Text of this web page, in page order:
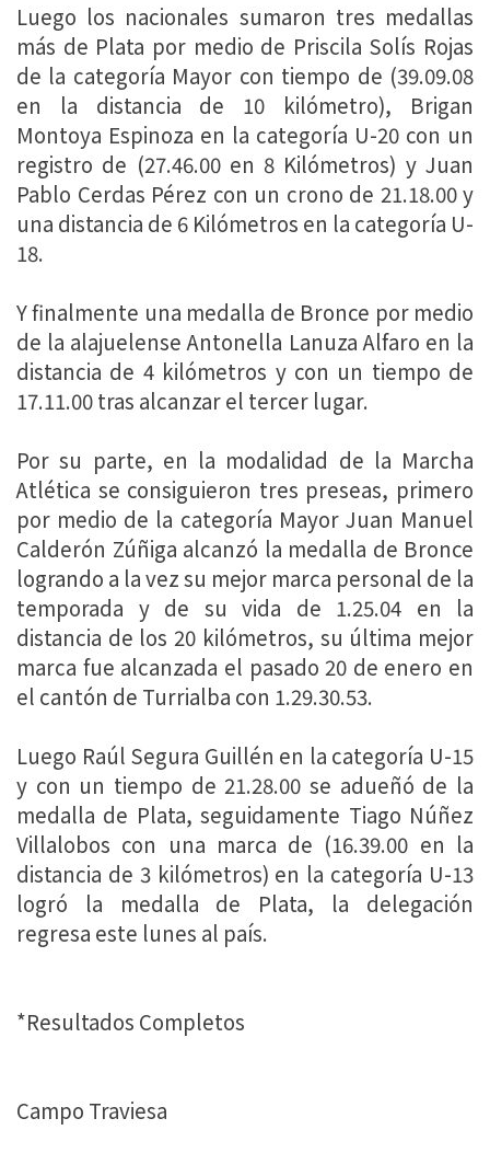
Luego los nacionales sumaron tres medallas
más de Plata por medio de Priscila Solís Rojas
de la categoría Mayor con tiempo de (39.09.08
en la distancia de 10 kilómetro), Brigan
Montoya Espinoza en la categoría U-20 con un
registro de (27.46.00 en 8 Kilómetros) y Juan
Pablo Cerdas Pérez con un crono de 21.18.00 y
una distancia de 6 Kilómetros en la categoría U-
18.
Y finalmente una medalla de Bronce por medio
de la alajuelense Antonella Lanuza Alfaro en la
distancia de 4 kilómetros y con un tiempo de
17.11.00 tras alcanzar el tercer lugar.
Por su parte, en la modalidad de la Marcha
Atlética se consiguieron tres preseas, primero
por medio de la categoría Mayor Juan Manuel
Calderón Zúñiga alcanzó la medalla de Bronce
logrando a la vez su mejor marca personal de la
temporada y de su vida de 1.25.04 en la
distancia de los 20 kilómetros, su última mejor
marca fue alcanzada el pasado 20 de enero en
el cantón de Turrialba con 1.29.30.53.
Luego Raúl Segura Guillén en la categoría U-15
y con un tiempo de 21.28.00 se adueñó de la
medalla de Plata, seguidamente Tiago Núñez
Villalobos con una marca de (16.39.00 en la
distancia de 3 kilómetros) en la categoría U-13
logró la medalla de Plata, la delegación
regresa este lunes al país.
*Resultados Completos
Campo Traviesa